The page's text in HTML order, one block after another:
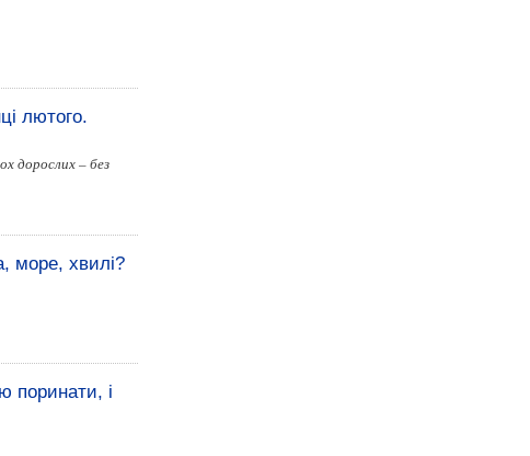
лютого.
дорослих – без
море, хвилі?
поринати, і